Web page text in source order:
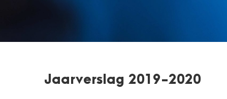
Jaarverslag 2019-2020